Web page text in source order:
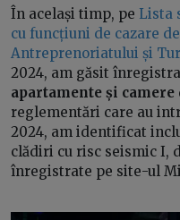
În același timp, pe Lista
cu funcțiuni de cazare
Antreprenoriatului și
2024, am găsit
apartamente și
reglementări care au
2024, am identificat
clădiri cu risc seismic I,
înregistrate pe site-ul